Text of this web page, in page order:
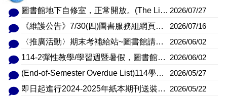
圖書館地下自修室，正常開放。(The Library Basement Study Room Is Now Open.) 2026/07/27
《維護公告》7/30(四)圖書服務組網頁暫停服務
2026/07/16
〈推廣活動〉期末考補給站~圖書館請客喝咖啡~
2026/06/02
114-2彈性教學/學習週暨暑假，圖書館開放時間(114-2 Flexible Teaching/Learning Week and Summer Library Opening Hours.)
2026/06/02
(End-of-Semester Overdue List)114學年度第二學期期末借閱資料逾期清單
2026/05/27
即日起進行2024-2025年紙本期刊送裝作業，不便之處，敬請見諒
2026/05/22